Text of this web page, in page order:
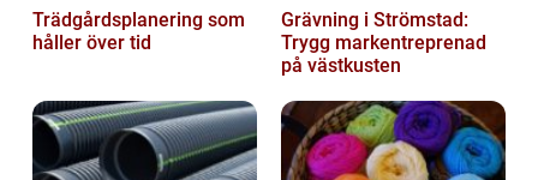
Trädgårdsplanering som
håller över tid
Grävning i Strömstad:
Trygg markentreprenad
på västkusten